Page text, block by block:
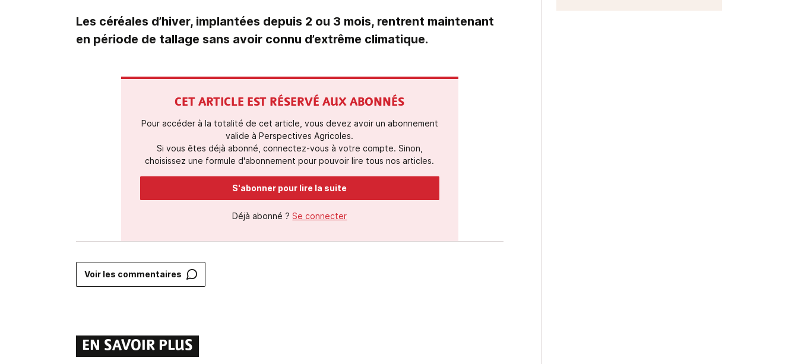
Les céréales d’hiver, implantées depuis 2 ou 3 mois, rentrent maintenant
en période de tallage sans avoir connu d’extrême climatique.
CET ARTICLE EST RÉSERVÉ AUX ABONNÉS
Pour accéder à la totalité de cet article, vous devez avoir un abonnement
valide à Perspectives Agricoles.
Si vous êtes déjà abonné, connectez-vous à votre compte. Sinon,
choisissez une formule d'abonnement pour pouvoir lire tous nos articles.
S'abonner pour lire la suite
Déjà abonné ? Se connecter
Voir les commentaires
EN SAVOIR PLUS